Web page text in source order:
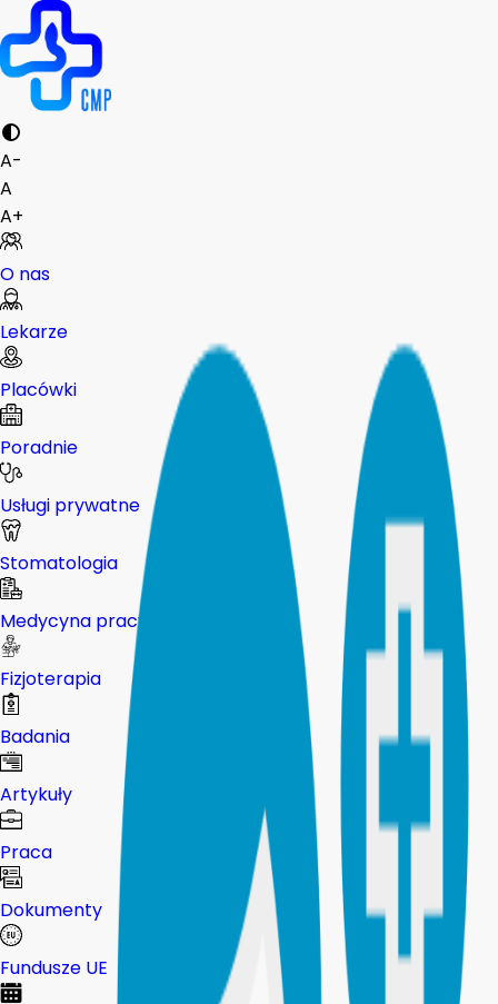
A-
A
A+
O nas
Lekarze
Placówki
Poradnie
Usługi prywatne
Stomatologia
Medycyna pracy
Fizjoterapia
Badania
Artykuły
Praca
Dokumenty
Fundusze UE